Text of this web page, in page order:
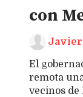
con
El
remota
vecinos de
Javier